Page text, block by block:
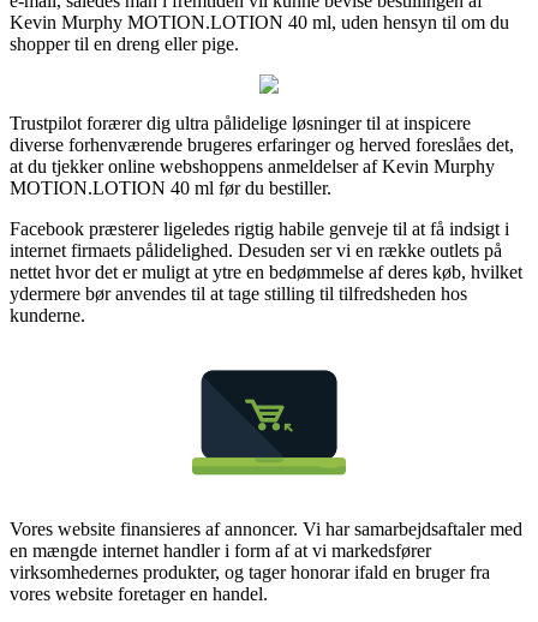
Kevin Murphy MOTION.LOTION 40 ml, uden hensyn til om du
shopper til en dreng eller pige.
Trustpilot forærer dig ultra pålidelige løsninger til at inspicere
diverse forhenværende brugeres erfaringer og herved foreslåes det,
at du tjekker online webshoppens anmeldelser af Kevin Murphy
MOTION.LOTION 40 ml før du bestiller.
Facebook præsterer ligeledes rigtig habile genveje til at få indsigt i
internet firmaets pålidelighed. Desuden ser vi en række outlets på
nettet hvor det er muligt at ytre en bedømmelse af deres køb, hvilket
ydermere bør anvendes til at tage stilling til tilfredsheden hos
kunderne.
Vores website finansieres af annoncer. Vi har samarbejdsaftaler med
en mængde internet handler i form af at vi markedsfører
virksomhedernes produkter, og tager honorar ifald en bruger fra
vores website foretager en handel.